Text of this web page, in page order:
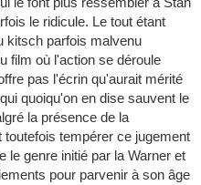
le ridicule. Le tout étant
kitsch parfois malvenu
film où l'action se déroule
pas l'écrin qu'aurait mérité
quoiqu'on en dise sauvent le
la présence de la
tempérer ce jugement
le genre initié par la Warner et
pour parvenir à son âge